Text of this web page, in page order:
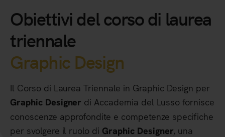
Obiettivi del corso di laurea
triennale
Graphic Design
Il Corso di Laurea Triennale in Graphic Design per
Graphic Designer di Accademia del Lusso fornisce
conoscenze approfondite e competenze specifiche
per svolgere il ruolo di Graphic Designer, una